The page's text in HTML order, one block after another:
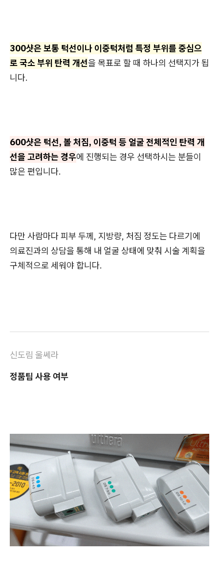
300샷은 보통 턱선이나 이중턱처럼 특정 부위를 중심으
로 국소 부위 탄력 개선을 목표로 할 때 하나의 선택지가 됩
니다.
600샷은 턱선, 볼 처짐, 이중턱 등 얼굴 전체적인 탄력 개
선을 고려하는 경우에 진행되는 경우 선택하시는 분들이
많은 편입니다.
다만 사람마다 피부 두께, 지방량, 처짐 정도는 다르기에
의료진과의 상담을 통해 내 얼굴 상태에 맞춰 시술 계획을
구체적으로 세워야 합니다.
신도림 울쎄라
정품팁 사용 여부